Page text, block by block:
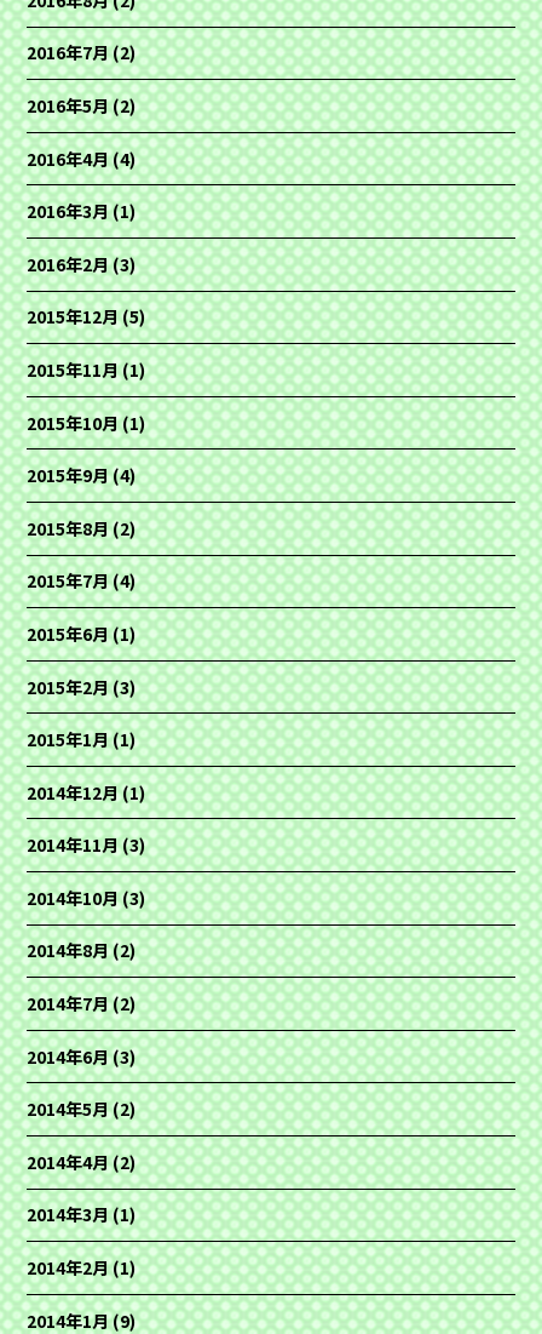
2016年7月(2)
2016年5月(2)
2016年4月(4)
2016年3月(1)
2016年2月(3)
2015年12月(5)
2015年11月(1)
2015年10月(1)
2015年9月(4)
2015年8月(2)
2015年7月(4)
2015年6月(1)
2015年2月(3)
2015年1月(1)
2014年12月(1)
2014年11月(3)
2014年10月(3)
2014年8月(2)
2014年7月(2)
2014年6月(3)
2014年5月(2)
2014年4月(2)
2014年3月(1)
2014年2月(1)
2014年1月(9)